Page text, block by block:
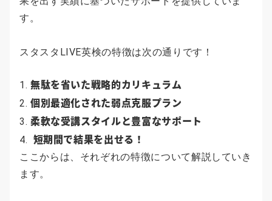
す。
スタスタLIVE英検の特徴は次の通りです！
無駄を省いた戦略的カリキュラム
個別最適化された弱点克服プラン
柔軟な受講スタイルと豊富なサポート
短期間で結果を出せる！
ここからは、それぞれの特徴について解説していき
ます。